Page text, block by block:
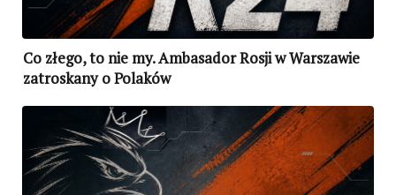
Co złego, to nie my. Ambasador Rosji w Warszawie
zatroskany o Polaków